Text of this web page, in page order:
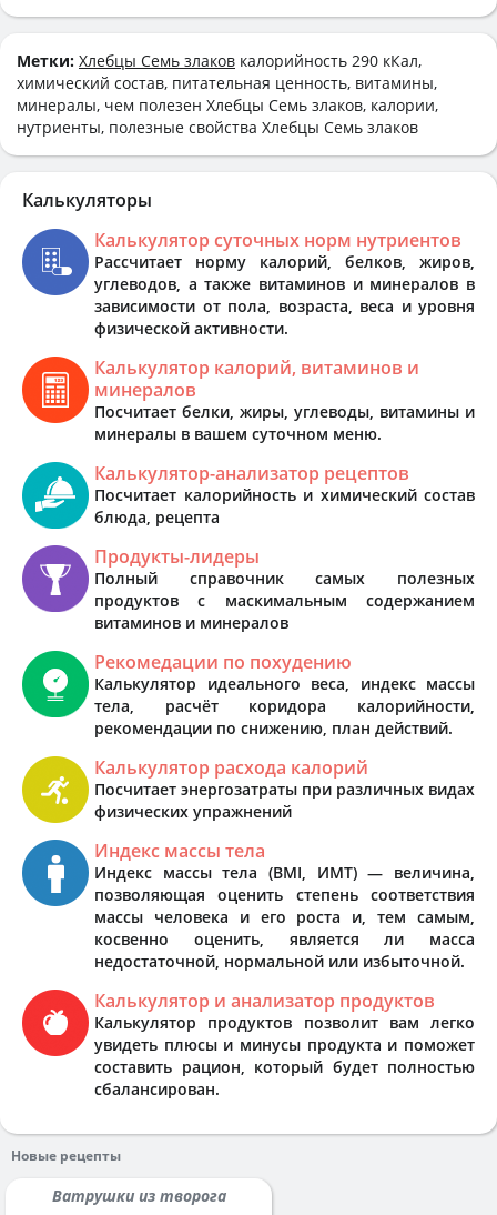
Метки: Хлебцы Семь злаков калорийность 290 кКал,
химический состав, питательная ценность, витамины,
минералы, чем полезен Хлебцы Семь злаков, калории,
нутриенты, полезные свойства Хлебцы Семь злаков
Калькуляторы
Калькулятор суточных норм нутриентов
Рассчитает норму калорий, белков, жиров,
углеводов, а также витаминов и минералов в
зависимости от пола, возраста, веса и уровня
физической активности.
Калькулятор калорий, витаминов и
минералов
Посчитает белки, жиры, углеводы, витамины и
минералы в вашем суточном меню.
Калькулятор-анализатор рецептов
Посчитает калорийность и химический состав
блюда, рецепта
Продукты-лидеры
Полный справочник самых полезных
продуктов с маскимальным содержанием
витаминов и минералов
Рекомедации по похудению
Калькулятор идеального веса, индекс массы
тела, расчёт коридора калорийности,
рекомендации по снижению, план действий.
Калькулятор расхода калорий
Посчитает энергозатраты при различных видах
физических упражнений
Индекс массы тела
Индекс массы тела (BMI, ИМТ) — величина,
позволяющая оценить степень соответствия
массы человека и его роста и, тем самым,
косвенно оценить, является ли масса
недостаточной, нормальной или избыточной.
Калькулятор и анализатор продуктов
Калькулятор продуктов позволит вам легко
увидеть плюсы и минусы продукта и поможет
составить рацион, который будет полностью
сбалансирован.
Новые рецепты
Ватрушки из творога